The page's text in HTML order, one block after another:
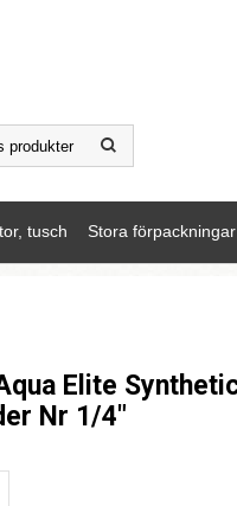
tusch Stora förpackningar
Elite
Nr 1/4"